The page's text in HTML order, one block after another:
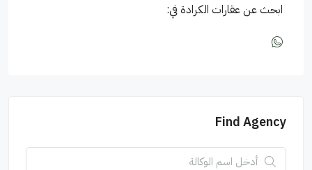
ابحث عن عقارات الكرادة في:
Find Agency